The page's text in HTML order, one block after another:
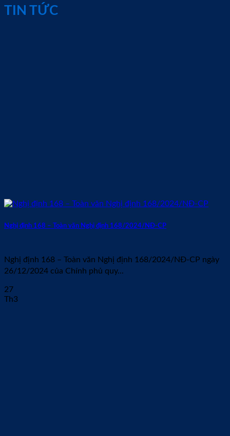
TIN TỨC
Nghị định 168 – Toàn văn Nghị định 168/2024/NĐ-CP
Nghị định 168 – Toàn văn Nghị định 168/2024/NĐ-CP ngày
26/12/2024 của Chính phủ quy...
27
Th3